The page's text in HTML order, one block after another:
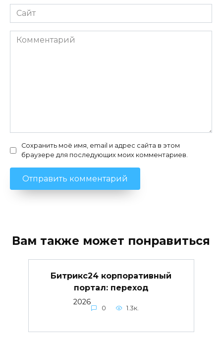
Сайт
Комментарий
Сохранить моё имя, email и адрес сайта в этом
браузере для последующих моих комментариев.
Вам также может понравиться
Битрикс24 корпоративный
портал: переход
2026
0 1.3к.